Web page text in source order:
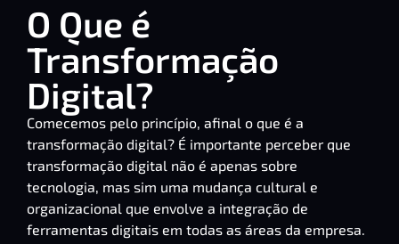
O Que é
Transformação
Digital?
Comecemos pelo princípio, afinal o que é a
transformação digital? É importante perceber que
transformação digital não é apenas sobre
tecnologia, mas sim uma mudança cultural e
organizacional que envolve a integração de
ferramentas digitais em todas as áreas da empresa.